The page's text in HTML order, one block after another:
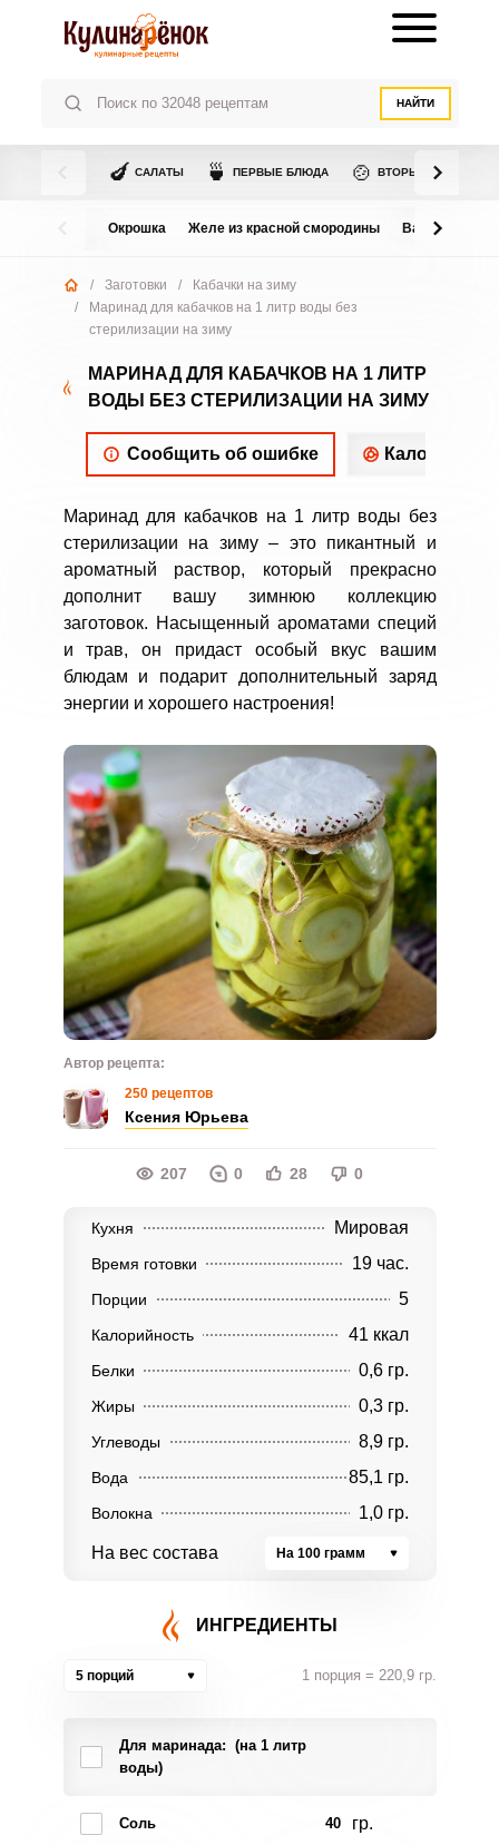
НАЙТИ
🍆 САЛАТЫ 🍵 ПЕРВЫЕ БЛЮДА 🍲 ВТОРЫЕ БЛЮДА
Окрошка Желе из красной смородины Варенье из
/ Заготовки /
Кабачки на зиму
/
Маринад для кабачков на 1 литр воды без
стерилизации на зиму
МАРИНАД ДЛЯ КАБАЧКОВ НА 1 ЛИТР
ВОДЫ БЕЗ СТЕРИЛИЗАЦИИ НА ЗИМУ
Сообщить об ошибке
Маринад для кабачков на 1 литр воды без
стерилизации на зиму – это пикантный и
ароматный раствор, который прекрасно
дополнит вашу зимнюю коллекцию
заготовок. Насыщенный ароматами специй
и трав, он придаст особый вкус вашим
блюдам и подарит дополнительный заряд
энергии и хорошего настроения!
Автор рецепта:
250 рецептов
Ксения Юрьева
207 0 28 0
Кухня Мировая
Время готовки 19 час.
Порции 5
Калорийность 41 ккал
Белки 0,6 гр.
Жиры 0,3 гр.
Углеводы 8,9 гр.
Вода 85,1 гр.
Волокна 1,0 гр.
На вес состава На 100 грамм
ИНГРЕДИЕНТЫ
5 порций 1 порция = 220,9 гр.
Для маринада: (на 1 литр
воды)
Соль 40 гр.